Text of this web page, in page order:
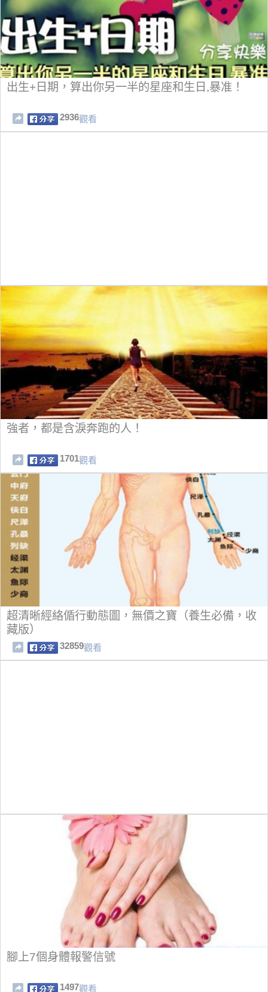
出生+日期，算出你另一半的星座和生日,暴准！
2936觀看
強者，都是含淚奔跑的人！
1701觀看
超清晰經絡偱行動態圖，無價之寶（養生必備，收
藏版）
32859觀看
腳上7個身體報警信號
1497觀看